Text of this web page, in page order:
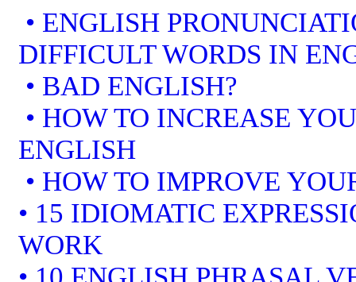
• ENGLISH
DIFFICULT WORDS IN
• BAD ENGLISH?
• HOW TO INCREASE
ENGLISH
• HOW TO IMPROVE
• 15 IDIOMATIC
WORK